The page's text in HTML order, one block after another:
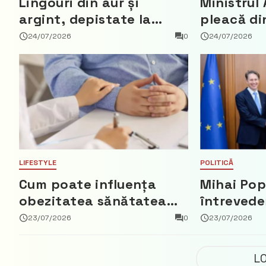
argint, depistate la
vama Aeroport
24/07/2026 0
pleacă
ce a
parte
Democrat
24/07/2026
LIFESTYLE
Cum poate influența
obezitatea sănătatea
creierului
23/07/2026 0
POLITICĂ
Mihai
bun cu
Fred Duijn
23/07/2026